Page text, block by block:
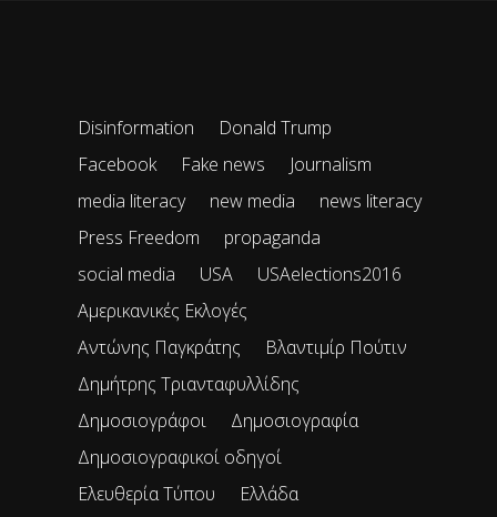
Disinformation
Donald Trump
Facebook
Fake news
Journalism
media literacy
new media
news literacy
Press Freedom
propaganda
social media
USA
USAelections2016
Αμερικανικές Εκλογές
Αντώνης Παγκράτης
Βλαντιμίρ Πούτιν
Δημήτρης Τριανταφυλλίδης
Δημοσιογράφοι
Δημοσιογραφία
Δημοσιογραφικοί οδηγοί
Ελευθερία Τύπου
Ελλάδα